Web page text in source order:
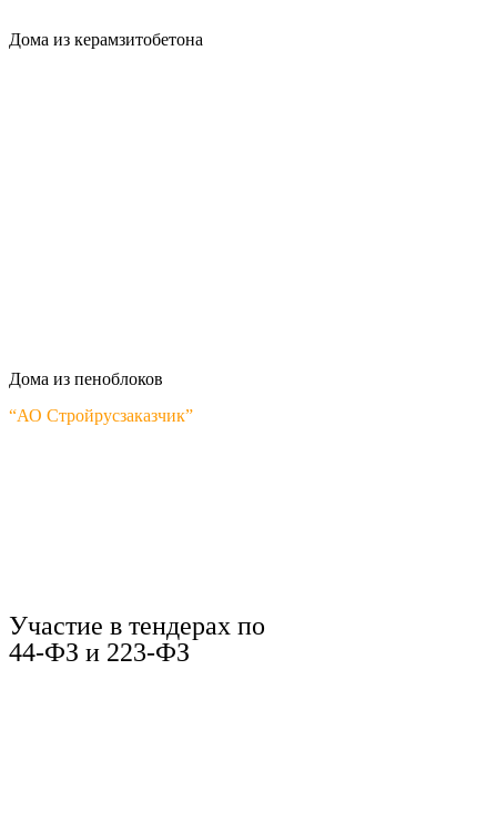
Дома из керамзитобетона
Дома из пеноблоков
“АО Стройрусзаказчик”
Участие в тендерах по
44-ФЗ и 223-ФЗ